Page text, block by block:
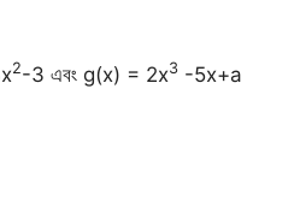
2-3 এবং g(x) = 2x3 -5x+a